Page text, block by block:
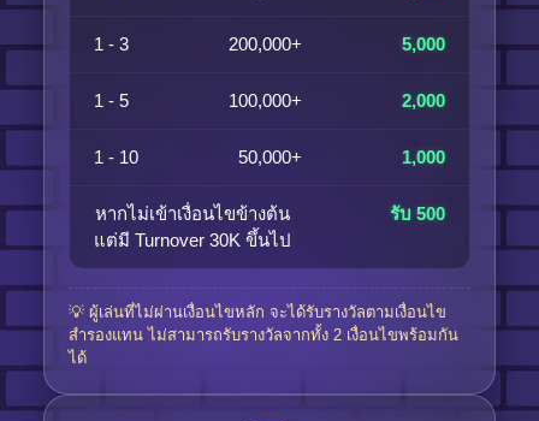
1 - 3 200,000+ 5,000
1 - 5 100,000+ 2,000
1 - 10 50,000+ 1,000
หากไม่เข้าเงื่อนไขข้างต้น
แต่มี Turnover 30K ขึ้นไป
รับ 500
💡 ผู้เล่นที่ไม่ผ่านเงื่อนไขหลัก จะได้รับรางวัลตามเงื่อนไข
สำรองแทน ไม่สามารถรับรางวัลจากทั้ง 2 เงื่อนไขพร้อมกัน
ได้